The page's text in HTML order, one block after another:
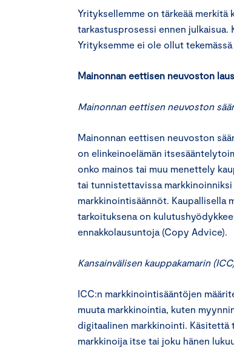
Yrityksellemme on tärkeää merkitä
tarkastusprosessi ennen
Yrityksemme ei ole ollut tekemässä
Mainonnan eettisen neuvoston
Mainonnan eettisen neuvoston
Mainonnan eettisen neuvoston
on elinkeinoelämän
onko mainos tai muu menettely
tai tunnistettavissa
markkinointisäännöt. Kaupallisella
tarkoituksena on
ennakkolausuntoja (Copy Advice).
Kansainvälisen kauppakamarin
ICC:n markkinointisääntöjen
muuta markkinointia, kuten
digitaalinen markkinointi.
markkinoija itse tai joku hänen